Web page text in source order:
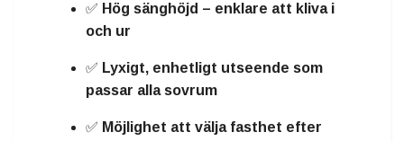
✅ Hög sänghöjd – enklare att kliva i
och ur
✅ Lyxigt, enhetligt utseende som
passar alla sovrum
✅ Möjlighet att välja fasthet efter